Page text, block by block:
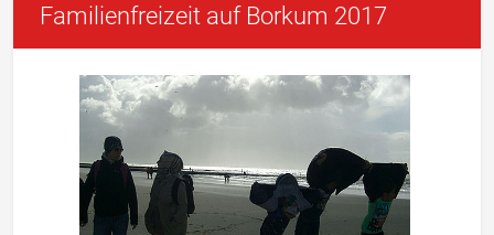
Familienfreizeit auf Borkum 2017